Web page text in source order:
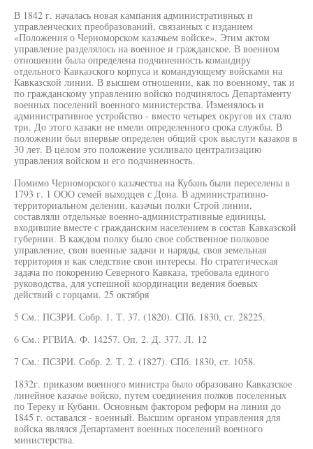
В 1842 г. началась новая кампания административных и
управленческих преобразований, связанных с изданием
«Положения о Черноморском казачьем войске». Этим актом
управление разделялось на военное и гражданское. В военном
отношении была определена подчиненность командиру
отдельного Кавказского корпуса и командующему войсками на
Кавказской линии. В высшем отношении, как по военному, так и
по гражданскому управлению войско подчинялось Департаменту
военных поселений военного министерства. Изменялось и
административное устройство - вместо четырех округов их стало
три. До этого казаки не имели определенного срока службы. В
положении был впервые определен общий срок выслуги казаков в
30 лет. В целом это положение усиливало централизацию
управления войском и его подчиненность.
Помимо Черноморского казачества на Кубань были переселены в
1793 г. 1 ООО семей выходцев с Дона. В административно-
территориальном делении, казачьи полки Строй линии,
составляли отдельные военно-административные единицы,
входившие вместе с гражданским населением в состав Кавказской
губернии. В каждом полку было свое собственное полковое
управление, свои военные задачи и наряды, своя земельная
территория и как следствие свои интересы. Но стратегическая
задача по покорению Северного Кавказа, требовала единого
руководства, для успешной координации ведения боевых
действий с горцами. 25 октября
5 См.: ПСЗРИ. Собр. 1. Т. 37. (1820). СПб. 1830, ст. 28225.
6 См.: РГВИА. Ф. 14257. Оп. 2. Д. 377. Л. 12
7 См.: ПСЗРИ. Собр. 2. Т. 2. (1827). СПб. 1830, ст. 1058.
1832г. приказом военного министра было образовано Кавказское
линейное казачье войско, путем соединения полков поселенных
по Тереку и Кубани. Основным фактором реформ на линии до
1845 г. оставался - военный. Высшим органом управления для
войска являлся Департамент военных поселений военного
министерства.